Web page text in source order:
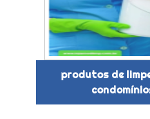
produtos de